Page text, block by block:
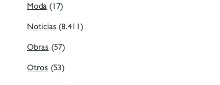
Moda (17)
Noticias (8.411)
Obras (57)
Otros (53)